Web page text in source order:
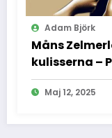
Adam Björk
Måns
kulisserna –
och vad vi
Maj 12, 2025